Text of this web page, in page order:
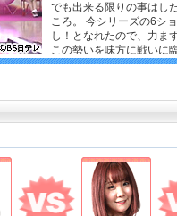
でも出来る限りの事はし
ころ。 今シリーズの6シ
し！となれたので、力ま
この勢いを味方に戦いに